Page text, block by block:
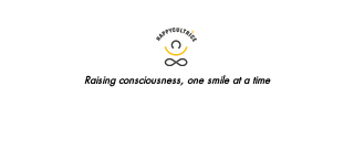
Raising consciousness, one smile at a time